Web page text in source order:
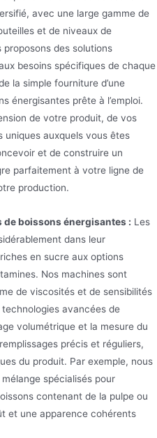
de boissons est
sur la base de
et de l’absorption de
avec une large gamme de
et de niveaux de
proposons des solutions
besoins spécifiques de chaque
la simple fourniture d’une
énergisantes prête à l’emploi.
de votre produit, de vos
auxquels vous êtes
et de construire un
parfaitement à votre ligne de
production.
de boissons énergisantes : Les
dans leur
en sucre aux options
Nos machines sont
de viscosités et de sensibilités
avancées de
volumétrique et la mesure du
précis et réguliers,
du produit. Par exemple, nous
spécialisés pour
contenant de la pulpe ou
et une apparence cohérents